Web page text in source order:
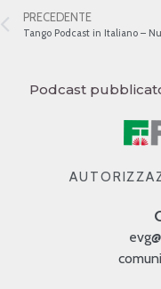
PRECEDENTE
Podcast